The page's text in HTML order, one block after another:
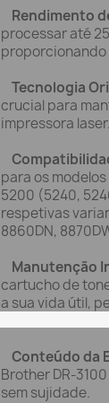
Rendimento
processar até
Tecnologia
crucial para
impressora laser.
para os
5200 (5240,
respetivas
8860DN,
Manutenção
cartucho de
a sua vida útil,
Conteúdo da
Brother DR-
sem sujidade.